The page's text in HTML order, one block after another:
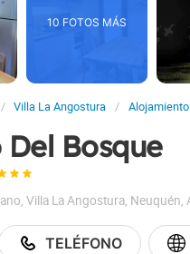
10 FOTOS MÁS
Villa La Angostura Alojamiento
Del Bosque
, Villa La Angostura, Neuquén,
TELÉFONO